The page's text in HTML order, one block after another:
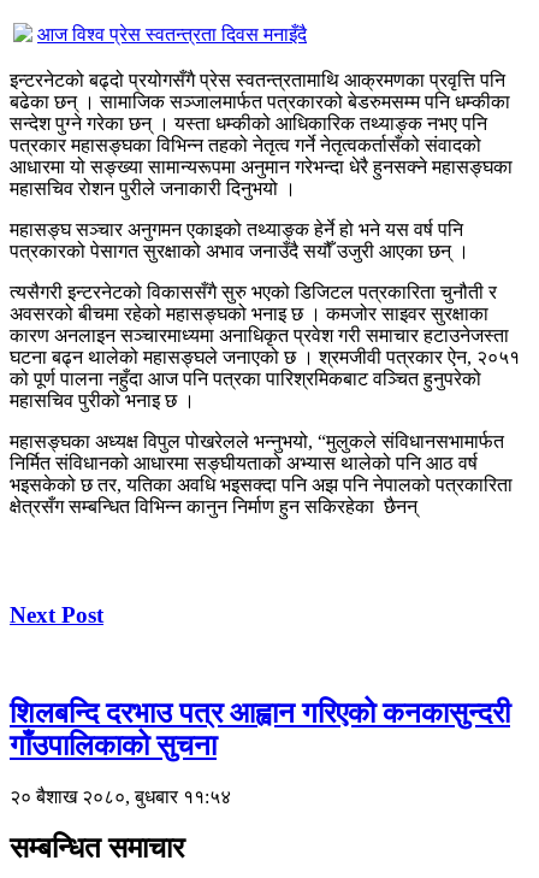
आज विश्व प्रेस स्वतन्त्रता दिवस मनाइँदै
इन्टरनेटको बढ्दो प्रयोगसँगै प्रेस स्वतन्त्रतामाथि आक्रमणका प्रवृत्ति पनि
बढेका छन् । सामाजिक सञ्जालमार्फत पत्रकारको बेडरुमसम्म पनि धम्कीका
सन्देश पुग्ने गरेका छन् । यस्ता धम्कीको आधिकारिक तथ्याङ्क नभए पनि
पत्रकार महासङ्घका विभिन्न तहको नेतृत्व गर्ने नेतृत्वकर्तासँको संवादको
आधारमा यो सङ्ख्या सामान्यरूपमा अनुमान गरेभन्दा धेरै हुनसक्ने महासङ्घका
महासचिव रोशन पुरीले जनाकारी दिनुभयो ।
महासङ्घ सञ्चार अनुगमन एकाइको तथ्याङ्क हेर्ने हो भने यस वर्ष पनि
पत्रकारको पेसागत सुरक्षाको अभाव जनाउँदै सयौँ उजुरी आएका छन् ।
त्यसैगरी इन्टरनेटको विकाससँगै सुरु भएको डिजिटल पत्रकारिता चुनौती र
अवसरको बीचमा रहेको महासङ्घको भनाइ छ । कमजोर साइवर सुरक्षाका
कारण अनलाइन सञ्चारमाध्यमा अनाधिकृत प्रवेश गरी समाचार हटाउनेजस्ता
घटना बढ्न थालेको महासङ्घले जनाएको छ । श्रमजीवी पत्रकार ऐन, २०५१
को पूर्ण पालना नहुँदा आज पनि पत्रका पारिश्रमिकबाट वञ्चित हुनुपरेको
महासचिव पुरीको भनाइ छ ।
महासङ्घका अध्यक्ष विपुल पोखरेलले भन्नुभयो, “मुलुकले संविधानसभामार्फत
निर्मित संविधानको आधारमा सङ्घीयताको अभ्यास थालेको पनि आठ वर्ष
भइसकेको छ तर, यतिका अवधि भइसक्दा पनि अझ पनि नेपालको पत्रकारिता
क्षेत्रसँग सम्बन्धित विभिन्न कानुन निर्माण हुन सकिरहेका छैनन्
Next Post
शिलबन्दि दरभाउ पत्र आह्वान गरिएको कनकासुन्दरी
गाँउपालिकाको सुचना
२० बैशाख २०८०, बुधबार ११:५४
सम्बन्धित समाचार